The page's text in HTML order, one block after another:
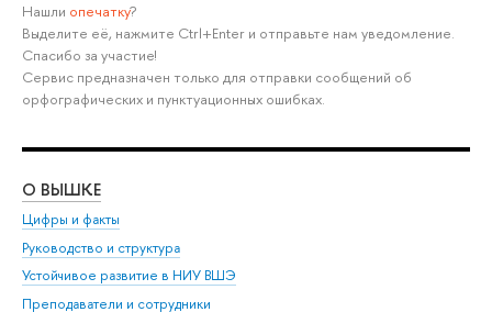
Нашли опечатку?
Выделите её, нажмите Ctrl+Enter и отправьте нам уведомление.
Спасибо за участие!
Сервис предназначен только для отправки сообщений об
орфографических и пунктуационных ошибках.
О ВЫШКЕ
Цифры и факты
Руководство и структура
Устойчивое развитие в НИУ ВШЭ
Преподаватели и сотрудники